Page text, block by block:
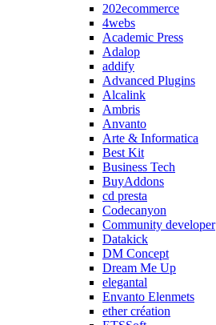
202ecommerce
4webs
Academic Press
Adalop
addify
Advanced Plugins
Alcalink
Ambris
Anvanto
Arte & Informatica
Best Kit
Business Tech
BuyAddons
cd presta
Codecanyon
Community developer
Datakick
DM Concept
Dream Me Up
elegantal
Envanto Elenmets
ether création